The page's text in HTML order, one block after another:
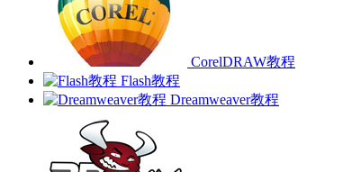
CorelDRAW教程
Flash教程
Dreamweaver教程